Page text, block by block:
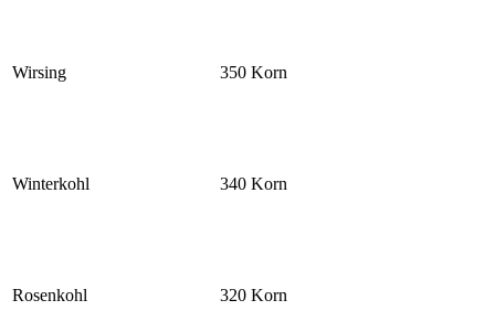
Wirsing 350 Korn
Winterkohl 340 Korn
Rosenkohl 320 Korn